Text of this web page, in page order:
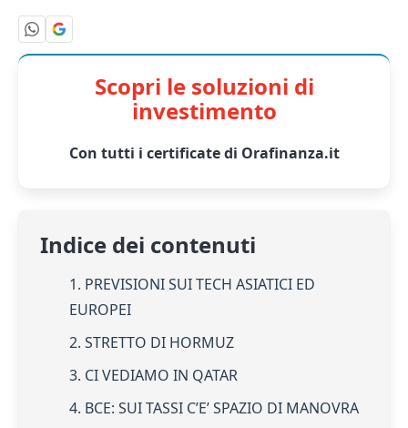
Scopri le soluzioni di
investimento
Con tutti i certificate di Orafinanza.it
Indice dei contenuti
1. PREVISIONI SUI TECH ASIATICI ED
EUROPEI
2. STRETTO DI HORMUZ
3. CI VEDIAMO IN QATAR
4. BCE: SUI TASSI C’E’ SPAZIO DI MANOVRA